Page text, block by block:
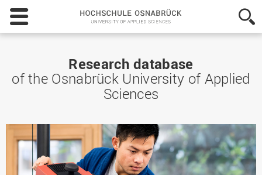
Hochschule
Osnabrück
-
Sciences
Research database
of the Osnabrück University of Applied
Sciences